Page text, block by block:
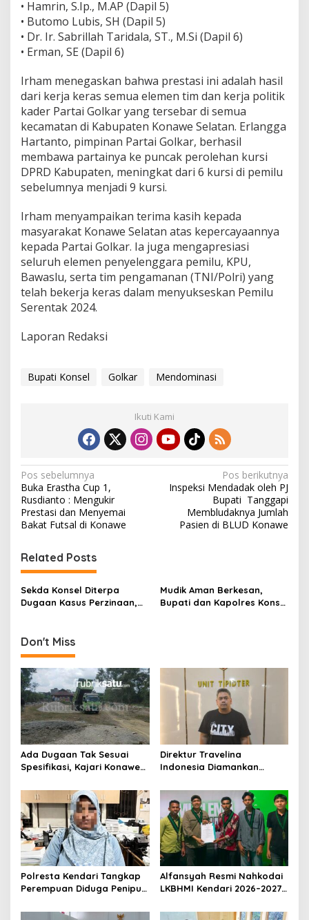
• Hamrin, S.Ip., M.AP (Dapil 5)
• Butomo Lubis, SH (Dapil 5)
• Dr. Ir. Sabrillah Taridala, ST., M.Si (Dapil 6)
• Erman, SE (Dapil 6)
Irham menegaskan bahwa prestasi ini adalah hasil
dari kerja keras semua elemen tim dan kerja politik
kader Partai Golkar yang tersebar di semua
kecamatan di Kabupaten Konawe Selatan. Erlangga
Hartanto, pimpinan Partai Golkar, berhasil
membawa partainya ke puncak perolehan kursi
DPRD Kabupaten, meningkat dari 6 kursi di pemilu
sebelumnya menjadi 9 kursi.
Irham menyampaikan terima kasih kepada
masyarakat Konawe Selatan atas kepercayaannya
kepada Partai Golkar. Ia juga mengapresiasi
seluruh elemen penyelenggara pemilu, KPU,
Bawaslu, serta tim pengamanan (TNI/Polri) yang
telah bekerja keras dalam menyukseskan Pemilu
Serentak 2024.
Laporan Redaksi
Bupati Konsel Golkar Mendominasi
Ikuti Kami
N
a
v
i
g
a
s
i
p
o
s
Pos sebelumnya
Buka Erastha Cup 1,
Rusdianto : Mengukir
Prestasi dan Menyemai
Bakat Futsal di Konawe
Pos berikutnya
Inspeksi Mendadak oleh PJ
Bupati Tanggapi
Membludaknya Jumlah
Pasien di BLUD Konawe
Related Posts
Sekda Konsel Diterpa
Dugaan Kasus Perzinaan,
Mudik Aman Berkesan,
Bupati dan Kapolres Konsel
Don't Miss
Ada Dugaan Tak Sesuai
Spesifikasi, Kajari Konawe
Rupbasan Rp1,9 Miliar
Dihentikan
Direktur Travelina
Indonesia Diamankan
Penelantaran Jemaah
Umrah Masuk Babak Baru
Polresta Kendari Tangkap
Perempuan Diduga Penipu
Rp588,1 Juta
Alfansyah Resmi Nahkodai
LKBHMI Kendari 2026–2027,
Hukum